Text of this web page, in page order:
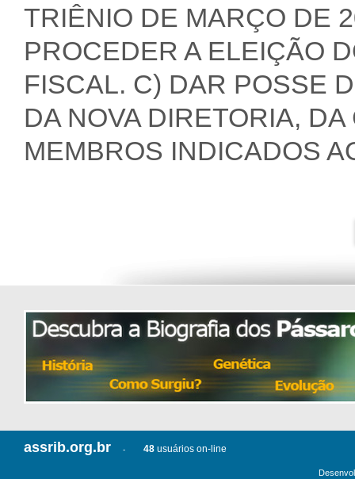
TRIÊNIO DE MARÇO DE
PROCEDER A ELEIÇÃO
FISCAL. C) DAR POSSE
DA NOVA DIRETORIA,
MEMBROS INDICADOS
assrib.org.br - 48 usuários on-line